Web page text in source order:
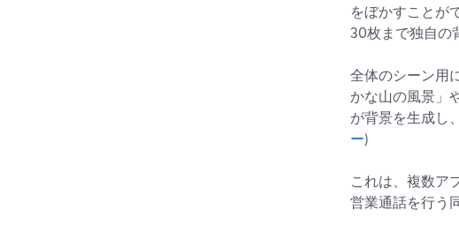
をぼかすことが
30枚まで独自の
全体のシーン用
かな山の風景」
が背景を生成し
ー)
これは、複数ア
営業通話を行う